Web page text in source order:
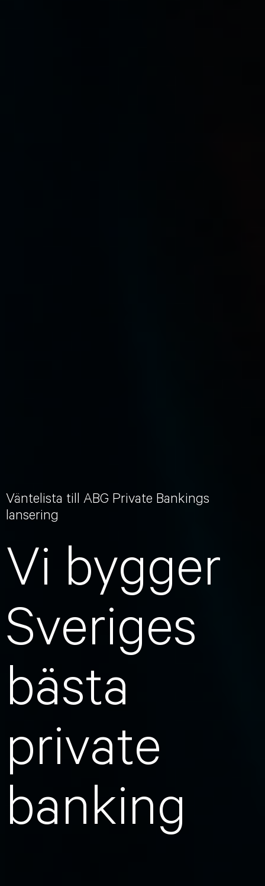
Väntelista till ABG Private Bankings
lansering
Vi bygger
Sveriges
bästa
private
banking